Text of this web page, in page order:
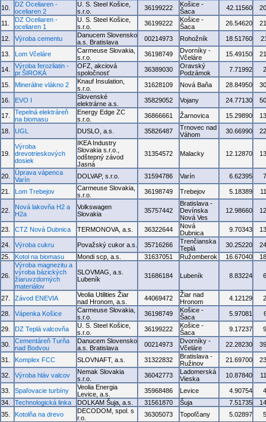
10.
DZ Oceliaren -
oceliaren 2
U. S. Steel Košice,
s.r.o.
36199222
Košice -
Šaca
42.11560
11.
DZ Oceliaren -
oceliaren 1
U. S. Steel Košice,
s.r.o.
36199222
Košice -
Šaca
26.54620
12. Výroba cementu
Danucem Slovensko
a.s. Bratislava
00214973 Rohožník 18.51760
13. Lom Včeláre
Carmeuse Slovakia,
s.r.o.
36198749
Dvorníky -
Včeláre
15.49150
14.
Výroba ferozliatin -
pr.ŠIROKÁ
OFZ, akciová
spoločnosť
36389030
Oravský
Podzámok
7.71992
15. Minerálne vlákno 2
Knauf Insulation,
s.r.o.
31628109 Nová Baňa 28.84950
16. EVO I
Slovenské
elektrárne a.s.
35829052 Vojany 24.77130
17.
Tepelná elektráreň
na biomasu
Energy Edge ZC
s.r.o.
36866661 Žarnovica 15.29890
18. UGL DUSLO, a.s. 35826487
Trnovec nad
Váhom
30.66990
19.
Výroba
drevotrieskových
dosiek
IKEA Industry
Slovakia s.r.o.,
odštepný závod
Jasná
31354572 Malacky 12.12870
20.
Úprava vápenca
Varín
DOLVAP, s.r.o. 31594786 Varín 6.62395
21. Lom Trebejov
Carmeuse Slovakia,
s.r.o.
36198749 Trebejov 5.18389
22.
Nová lakovňa H2 a
H2a
Volkswagen
Slovakia
35757442
Bratislava -
Devínska
Nová Ves
12.98660
23. CTZ Nová Dubnica TERMONOVA, a.s. 36322644
Nová
Dubnica
9.70343
24. Výroba cukru Považský cukor a.s. 35716266
Trenčianska
Teplá
30.25220
25.
Kotol na biomasu Mondi scp, a.s. 31637051 Ružomberok 16.67040
26.
Výroba magnezitu a
výroba bázických
žiaruvzdorných
materiálov
SLOVMAG, a.s.
Lubeník
31686184 Lubeník 8.83224
27. Závod ENEVIA
Veolia Utilities Žiar
nad Hronom, a.s.
44069472
Žiar nad
Hronom
4.12129
28. Vápenka Košice
Carmeuse Slovakia,
s.r.o.
36198749
Košice -
Šaca
5.97081
29. DZ Teplá valcovňa
U. S. Steel Košice,
s.r.o.
36199222
Košice -
Šaca
9.17237
30.
Cementáreň Turňa
nad Bodvou
Danucem Slovensko
a.s. Bratislava
00214973
Dvorníky -
Včeláre
22.28230
31. Komplex FCC SLOVNAFT, a.s. 31322832
Bratislava -
Ružinov
21.69700
32. Výroba hláv valcov
Nemak Slovakia
s.r.o.
36042773
Ladomerská
Vieska
10.87840
33. Spaľovacie turbíny
Veolia Energia
Levice, a.s.
35968486 Levice 4.90754
34.
Technologická linka DOLKAM Šuja, a.s. 31561870 Šuja 7.51735
35.
Kotolňa na drevo
DECODOM, spol. s
r.o.
36305073 Topoľčany 5.02897